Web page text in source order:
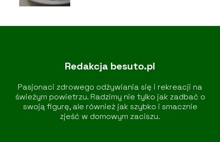
Redakcja besuto.pl
Pasjonaci zdrowego odżywiania się i rekreacji na
świeżym powietrzu. Radzimy nie tylko jak zadbać o
swoją figurę, ale również jak szybko i smacznie
zjeść w domowym zaciszu.